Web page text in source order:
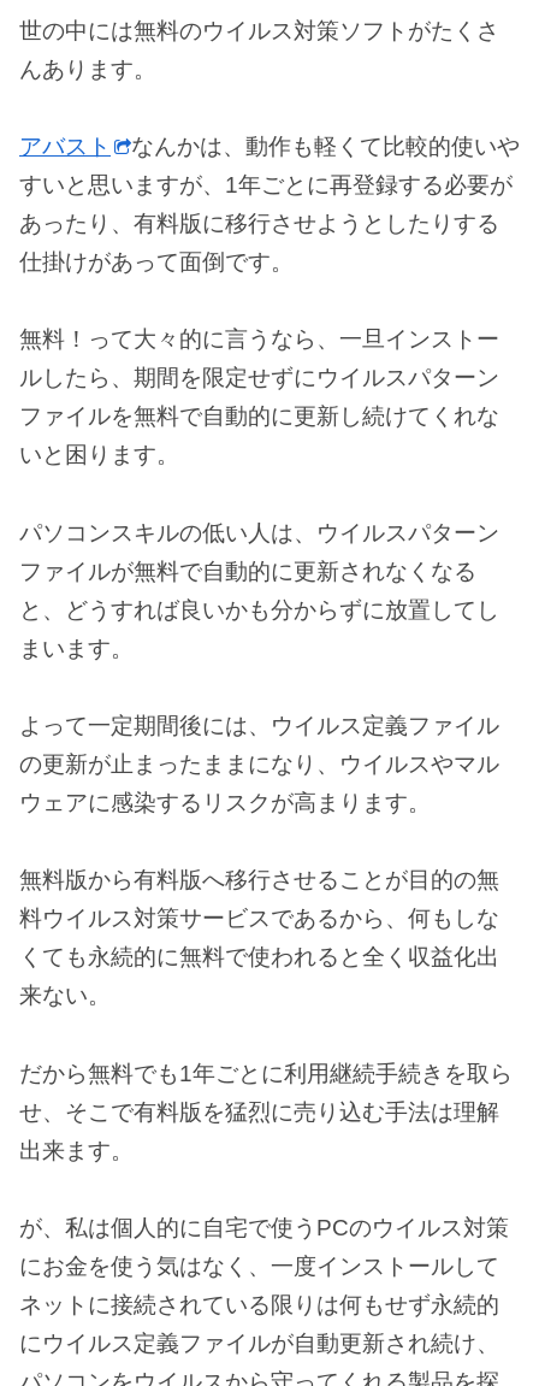
世の中には無料のウイルス対策ソフトがたくさ
んあります。
アバスト
なんかは、動作も軽くて比較的使いや
すいと思いますが、1年ごとに再登録する必要が
あったり、有料版に移行させようとしたりする
仕掛けがあって面倒です。
無料！って大々的に言うなら、一旦インストー
ルしたら、期間を限定せずにウイルスパターン
ファイルを無料で自動的に更新し続けてくれな
いと困ります。
パソコンスキルの低い人は、ウイルスパターン
ファイルが無料で自動的に更新されなくなる
と、どうすれば良いかも分からずに放置してし
まいます。
よって一定期間後には、ウイルス定義ファイル
の更新が止まったままになり、ウイルスやマル
ウェアに感染するリスクが高まります。
無料版から有料版へ移行させることが目的の無
料ウイルス対策サービスであるから、何もしな
くても永続的に無料で使われると全く収益化出
来ない。
だから無料でも1年ごとに利用継続手続きを取ら
せ、そこで有料版を猛烈に売り込む手法は理解
出来ます。
が、私は個人的に自宅で使うPCのウイルス対策
にお金を使う気はなく、一度インストールして
ネットに接続されている限りは何もせず永続的
にウイルス定義ファイルが自動更新され続け、